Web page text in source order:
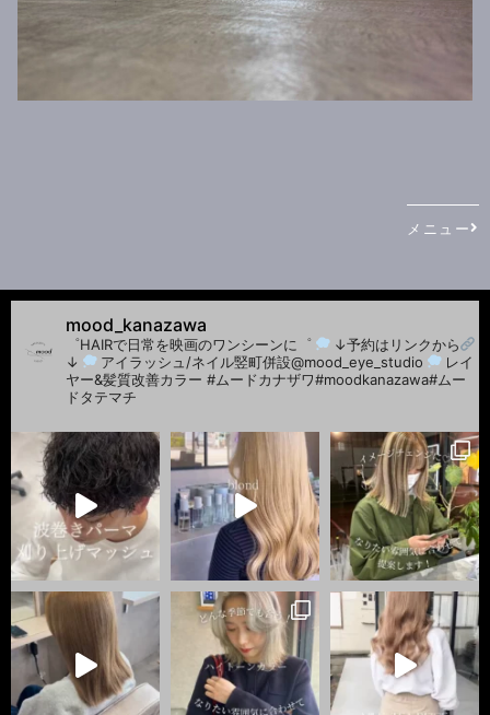
メニュー
mood_kanazawa
゜HAIRで日常を映画のワンシーンに゜
↓予約はリンクから
↓
アイラッシュ/ネイル竪町併設@mood_eye_studio
レイ
ヤー&髪質改善カラー #ムードカナザワ#moodkanazawa#ムー
ドタテマチ